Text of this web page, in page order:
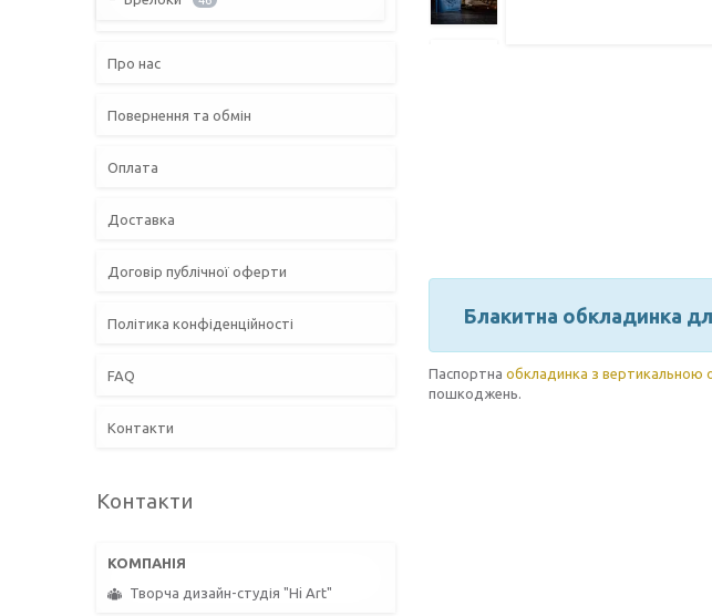
Блакитна обкладинка
Паспортна обкладинка з вертикальною
пошкоджень.
Про нас
Повернення та обмін
Оплата
Доставка
Договір публічної оферти
Політика конфіденційності
FAQ
Контакти
Контакти
Творча дизайн-студія "Hi Art"